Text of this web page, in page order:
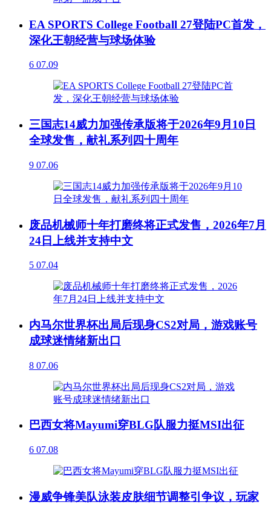
EA SPORTS College Football 27登陆PC首发，
深化王朝经营与球场体验
6 07.09
三国志14威力加强传承版将于2026年9月10日
全球发售，献礼系列四十周年
9 07.06
废品机械师十年打磨终将正式发售，2026年7月
24日上线并支持中文
5 07.04
内马尔世界杯出局后现身CS2对局，游戏账号
成球迷情绪新出口
8 07.06
巴西女将Mayumi穿BLG队服力挺MSI出征
6 07.08
漫威争锋美队泳装皮肤细节调整引争议，玩家